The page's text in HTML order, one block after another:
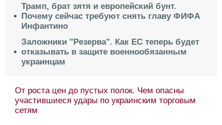
Трамп, брат зятя и европейский бунт.
Почему сейчас требуют снять главу ФИФА
Инфантино
Заложники "Резерва". Как ЕС теперь будет
отказывать в защите военнообязанным
украинцам
От роста цен до пустых полок. Чем опасны
участившиеся удары по украинским торговым
сетям